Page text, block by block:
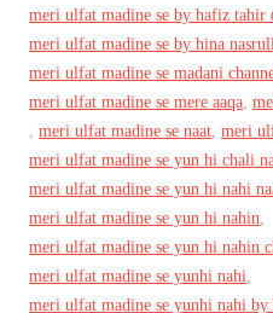
meri ulfat madine se by hafiz tahir
meri ulfat madine se by hina
meri ulfat madine se madani
meri ulfat madine se mere aaqa,
,meri ulfat madine se naat,meri
meri ulfat madine se yun hi chali
meri ulfat madine se yun hi nahi
meri ulfat madine se yun hi nahin,
meri ulfat madine se yun hi nahin
meri ulfat madine se yunhi nahi,
meri ulfat madine se yunhi nahi by